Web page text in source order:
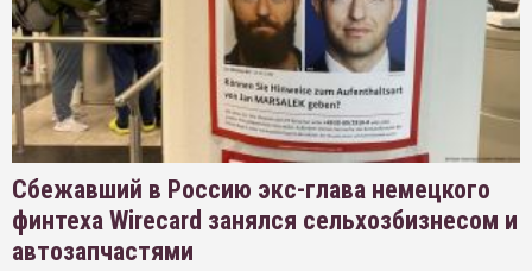
Сбежавший в Россию экс-глава немецкого
финтеха Wirecard занялся сельхозбизнесом и
автозапчастями